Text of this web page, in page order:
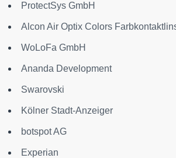
ProtectSys GmbH
Alcon Air Optix Colors
WoLoFa GmbH
Ananda Development
Swarovski
Kölner Stadt-Anzeiger
botspot AG
Experian